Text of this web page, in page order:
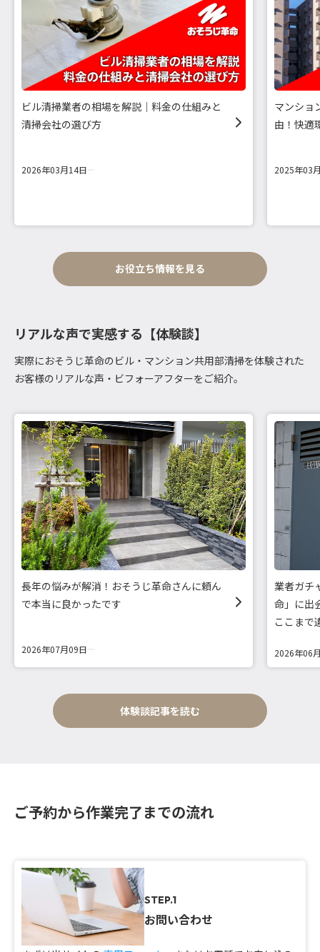
ビル清掃業者の相場を解説｜料金の仕組みと
清掃会社の選び方
2026年03月14日
マンショ
由！快適
2025年03
お役立ち情報を見る
リアルな声で実感する【体験談】
実際におそうじ革命のビル・マンション共用部清掃を体験された
お客様のリアルな声・ビフォーアフターをご紹介。
長年の悩みが解消！おそうじ革命さんに頼ん
で本当に良かったです
2026年07月09日
業者ガチ
命」に出
ここまで
2026年06
体験談記事を読む
ご予約から作業完了までの流れ
STEP.1
お問い合わせ